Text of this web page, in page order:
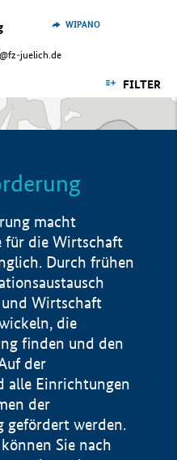
juelich.de
WIPANO
FILTER
macht
für die Wirtschaft
Durch frühen
Wirtschaft
die
finden und den
der
alle Einrichtungen
der
gefördert werden.
Sie nach